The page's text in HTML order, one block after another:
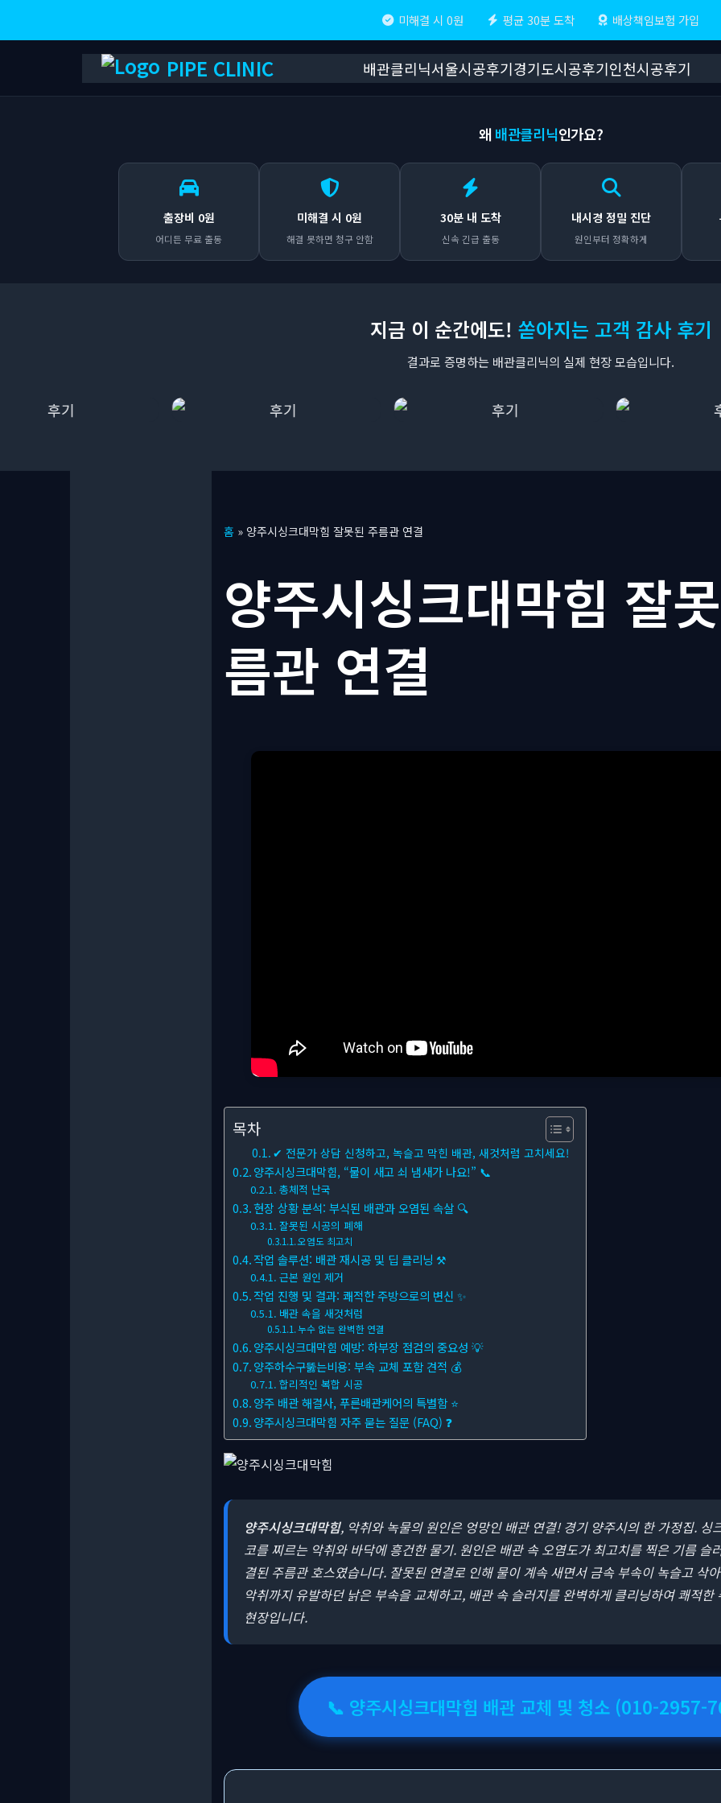
미해결 시 0원 평균 30분 도착 배상책임보험 가입
PIPE CLINIC 배관클리닉서울시공후기경기도시공후기인천시공후기
왜 배관클리닉인가요?
출장비 0원
어디든 무료 출동
미해결 시 0원
해결 못하면 청구 안함
30분 내 도착
신속 긴급 출동
내시경 정밀 진단
원인부터 정확하게
지금 이 순간에도! 쏟아지는 고객 감사 후기
결과로 증명하는 배관클리닉의 실제 현장 모습입니다.
홈 » 양주시싱크대막힘 잘못된 주름관 연결
양주시싱크대막힘 잘
름관 연결
목차
✔ 전문가 상담 신청하고, 녹슬고 막힌 배관, 새것처럼 고치세요!
양주시싱크대막힘, “물이 새고 쇠 냄새가 나요!” 📞
총체적 난국
현장 상황 분석: 부식된 배관과 오염된 속살 🔍
잘못된 시공의 폐해
오염도 최고치
작업 솔루션: 배관 재시공 및 딥 클리닝 ⚒
근본 원인 제거
작업 진행 및 결과: 쾌적한 주방으로의 변신 ✨
배관 속을 새것처럼
누수 없는 완벽한 연결
양주시싱크대막힘 예방: 하부장 점검의 중요성 💡
양주하수구뚫는비용: 부속 교체 포함 견적 💰
합리적인 복합 시공
양주 배관 해결사, 푸른배관케어의 특별함 ⭐
양주시싱크대막힘 자주 묻는 질문 (FAQ) ❓
양주시싱크대막힘, 악취와 녹물의 원인은 엉망인 배관 연결! 경기 양주시의 한 가정집. 싱
코를 찌르는 악취와 바닥에 흥건한 물기. 원인은 배관 속 오염도가 최고치를 찍은 기름 슬
결된 주름관 호스였습니다. 잘못된 연결로 인해 물이 계속 새면서 금속 부속이 녹슬고 삭
악취까지 유발하던 낡은 부속을 교체하고, 배관 속 슬러지를 완벽하게 클리닝하여 쾌적한
현장입니다.
📞 양주시싱크대막힘 배관 교체 및 청소 (010-2957-